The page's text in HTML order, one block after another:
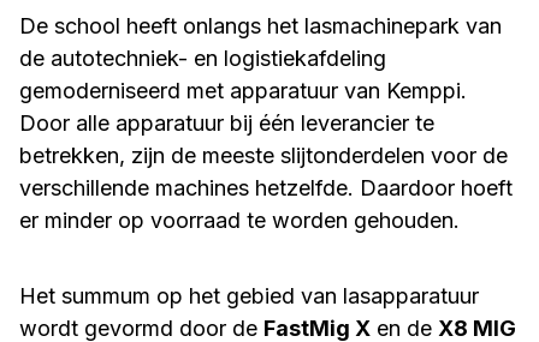
De school heeft onlangs het lasmachinepark van
de autotechniek- en logistiekafdeling
gemoderniseerd met apparatuur van Kemppi.
Door alle apparatuur bij één leverancier te
betrekken, zijn de meeste slijtonderdelen voor de
verschillende machines hetzelfde. Daardoor hoeft
er minder op voorraad te worden gehouden.
Het summum op het gebied van lasapparatuur
wordt gevormd door de FastMig X en de X8 MIG